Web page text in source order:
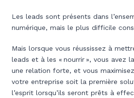
Les leads sont présents dans
numérique, mais le plus difficile
Mais lorsque vous réussissez à
leads et à les « nourrir », vous avez
une relation forte, et vous
votre entreprise soit la première
l’esprit lorsqu’ils seront prêts à